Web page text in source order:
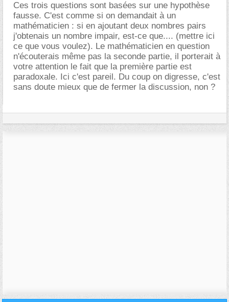
Ces trois questions sont basées sur une hypothèse
fausse. C'est comme si on demandait à un
mathématicien : si en ajoutant deux nombres pairs
j'obtenais un nombre impair, est-ce que.... (mettre ici
ce que vous voulez). Le mathématicien en question
n'écouterais même pas la seconde partie, il porterait à
votre attention le fait que la première partie est
paradoxale. Ici c'est pareil. Du coup on digresse, c'est
sans doute mieux que de fermer la discussion, non ?